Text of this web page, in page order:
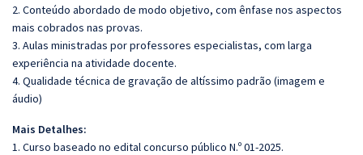
2. Conteúdo abordado de modo objetivo, com ênfase nos aspectos
mais cobrados nas provas.
3. Aulas ministradas por professores especialistas, com larga
experiência na atividade docente.
4. Qualidade técnica de gravação de altíssimo padrão (imagem e
áudio)
Mais Detalhes:
1. Curso baseado no edital concurso público N.º 01-2025.